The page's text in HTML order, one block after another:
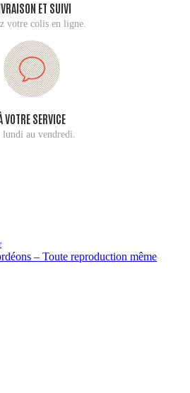
ET SUIVI
votre colis en ligne.
VOTRE SERVICE
lundi au vendredi.
– Toute reproduction même